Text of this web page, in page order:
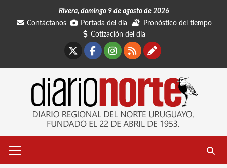
Rivera, domingo 9 de agosto de 2026
Contáctanos
Portada del día
Pronóstico del tiempo
Cotización del día
Facebook
Instagram
RSSContáctanos
primario